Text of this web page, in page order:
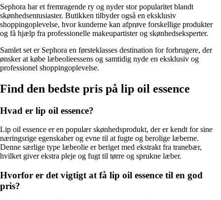
Sephora har et fremragende ry og nyder stor popularitet blandt
skønhedsentusiaster. Butikken tilbyder også en eksklusiv
shoppingoplevelse, hvor kunderne kan afprøve forskellige produkter
og få hjælp fra professionelle makeupartister og skønhedseksperter.
Samlet set er Sephora en førsteklasses destination for forbrugere, der
ønsker at købe læbeolieessens og samtidig nyde en eksklusiv og
professionel shoppingoplevelse.
Find den bedste pris på lip oil essence
Hvad er lip oil essence?
Lip oil essence er en populær skønhedsprodukt, der er kendt for sine
næringsrige egenskaber og evne til at fugte og berolige læberne.
Denne særlige type læbeolie er beriget med ekstrakt fra tranebær,
hvilket giver ekstra pleje og fugt til tørre og sprukne læber.
Hvorfor er det vigtigt at få lip oil essence til en god
pris?